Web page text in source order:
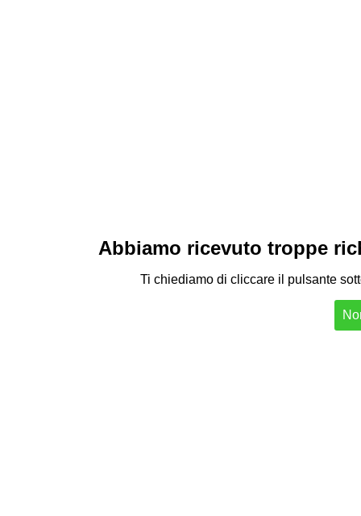
Abbiamo ricevuto troppe
Ti chiediamo di cliccare il pulsante